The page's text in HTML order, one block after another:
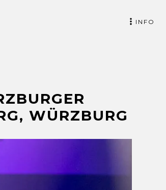
INFO
WÜRZBURG